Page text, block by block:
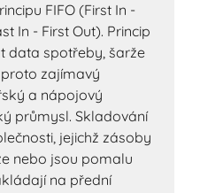
FIFO (First In -
In - First Out). Princip
data spotřeby, šarže
zajímavý
a nápojový
průmysl. Skladování
jejichž zásoby
nebo jsou pomalu
na přední